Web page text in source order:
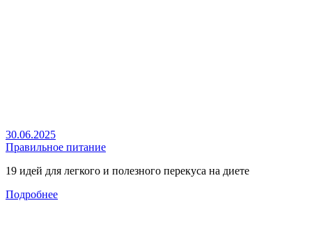
30.06.2025
Правильное питание
19 идей для легкого и полезного перекуса на диете
Подробнее